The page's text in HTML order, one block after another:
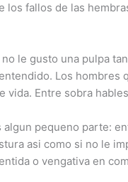
los fallos de las
no le gusto una pulpa
Los
vida. Entre sobra
algun pequeno parte:
asi­ como si no le
o vengativa en